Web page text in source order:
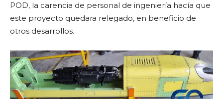
POD, la carencia de personal de ingeniería hacía que
este proyecto quedara relegado, en beneficio de
otros desarrollos.